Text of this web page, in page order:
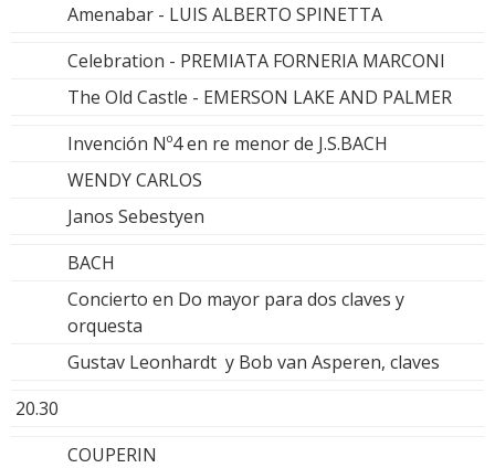
Amenabar - LUIS ALBERTO SPINETTA
Celebration - PREMIATA FORNERIA MARCONI
The Old Castle - EMERSON LAKE AND PALMER
Invención Nº4 en re menor de J.S.BACH
WENDY CARLOS
Janos Sebestyen
BACH
Concierto en Do mayor para dos claves y
orquesta
Gustav Leonhardt y Bob van Asperen, claves
20.30
COUPERIN